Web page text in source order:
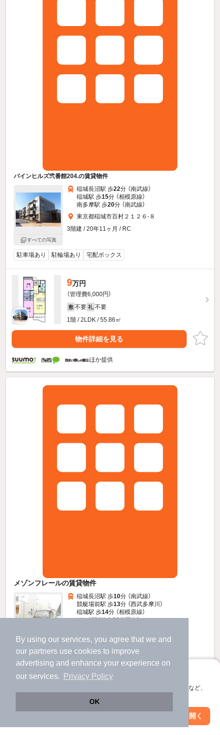
By using our services, you agree that we and
our partners use cookies to improve
advertising and enhance your experience on
our services.
Privacy Policy
OK
アプリに切り替えて、サクサクお部屋探し
会員登録なしですぐ使える。マップ検索やお気に入り保存など、
アプリを開く
パインヒルズ弐番館204.の賃貸物件
すべての写真
稲城長沼駅 歩22分 （南武線）
稲城駅 歩15分 （相模原線）
南多摩駅 歩20分 （南武線）
東京都稲城市百村２１２６-８
3階建 / 20年11ヶ月 / RC
駐車場あり 駐輪場あり 宅配ボックス
9万円
（管理費6,000円）
敷 不要 礼 不要
1階 / 2LDK / 55.86㎡
物件詳細を見る
ほか提供
メゾンフレールの賃貸物件
すべての写真
稲城長沼駅 歩10分 （南武線）
競艇場前駅 歩13分 （西武多摩川）
稲城駅 歩14分 （相模原線）
ほか1駅（徒歩20分圏内）
2階建 / 8年7ヶ月 / 鉄骨
敷 140,000円 礼 280,000円
絞り込み条件を変更